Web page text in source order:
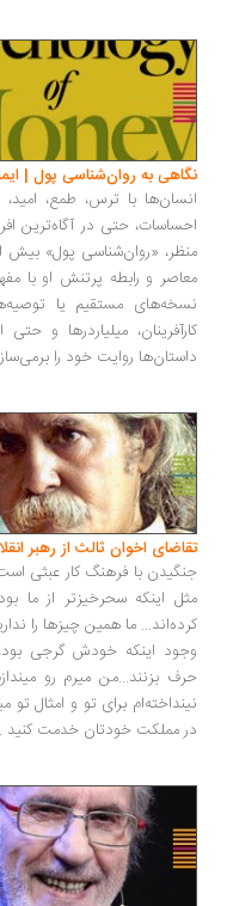
به روان‌شناسی پول | ایما
با ترس، طمع، امید،
حتی در آگاه‌ترین افراد،
«روان‌شناسی پول» بیش از آنکه
و رابطه پرتنش او با مفهوم
مستقیم یا توصیه‌های
میلیاردرها و حتی
روایت خود را برمی‌سازد و
اخوان ثالث از رهبر انقلاب
با فرهنگ کار عبثی است... این
اینکه سحرخیزتر از ما
ما همین چیزها را نداریم. کسی
اینکه خودش گرجی بود،
بزنند...من میرم رو میندازم
برای تو و امثال تو میرم
مملکت خودتان خدمت کنید...